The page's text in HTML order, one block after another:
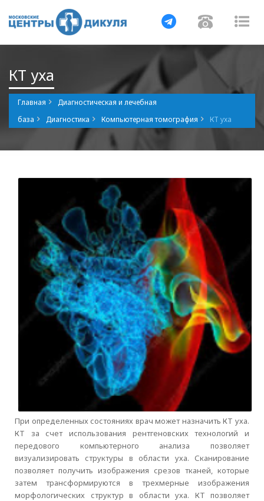
Навигация
КТ уха
Главная
Диагностическая и лечебная
база
Диагностика Компьютерная томография КТ уха
При определенных состояниях врач может назначить КТ уха.
КТ за счет использования рентгеновских технологий и
передового компьютерного анализа позволяет
визуализировать структуры в области уха. Сканирование
позволяет получить изображения срезов тканей, которые
затем трансформируются в трехмерные изображения
морфологических структур в области уха. КТ позволяет